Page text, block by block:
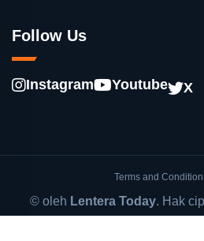
Follow Us
Instagram Youtube X
Terms and Condition
© oleh Lentera Today. Hak